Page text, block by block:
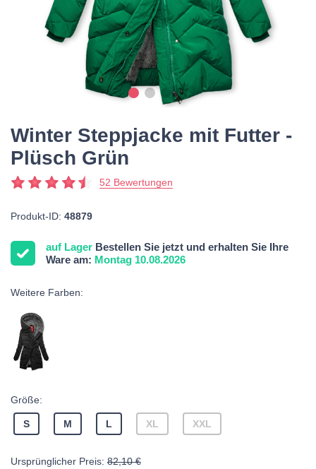
Winter Steppjacke mit Futter -
Plüsch Grün
52 Bewertungen
Produkt-ID: 48879
auf Lager Bestellen Sie jetzt und erhalten Sie Ihre
Ware am: Montag 10.08.2026
Weitere Farben:
Größe:
S M L XL XXL
Ursprünglicher Preis: 82,10 €